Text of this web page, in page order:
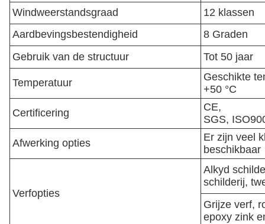
Windweerstandsgraad
12 klassen
Aardbevingsbestendigheid
8 Graden
Gebruik van de structuur
Tot 50 jaar
Temperatuur
Geschikte
+50 °C
Certificering
CE,
SGS,
Afwerking opties
Er zijn veel
beschikbaar
Verfopties
Alkyd
schilderij,
Grijze verf,
epoxy zink